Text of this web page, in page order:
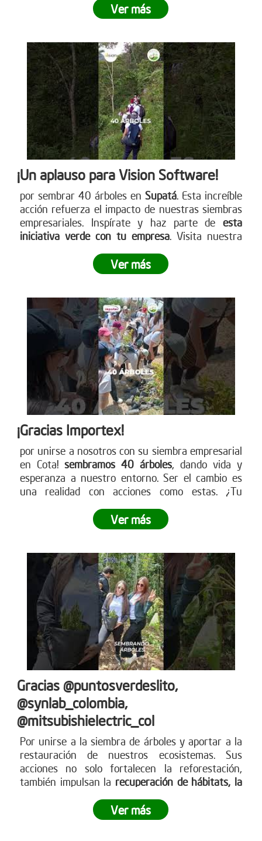
significativa en nuestro planeta.¿Listo para dejar
tu propia huella? Únete a este movimiento verde y
nuestra página web para más información sobre
cómo puedes participar. www.reddearboles.org
Ver más
¡Un aplauso para Vision Software!
por sembrar 40 árboles en Supatá. Esta increíble
acción refuerza el impacto de nuestras siembras
empresariales. Inspírate y haz parte deesta
iniciativa verde con tu empresa. Visita nuestra
www.reddearboles.orgVer más
¡Gracias Importex!
por unirse a nosotros con su siembra empresarial
en Cota! sembramos 40 árboles, dando vida y
esperanza a nuestro entorno. Ser el cambio es
una realidad con acciones como estas. ¿Tu
movimiento verde? Descubre cómo en nuestra
página web. ¡Conéctate ahora!
Ver más
Gracias @puntosverdeslito,
@synlab_colombia,
@mitsubishielectric_col
Por unirse a la siembra de árboles y aportar a la
restauración de nuestros ecosistemas. Sus
acciones no solo fortalecen la reforestación,
también impulsan la recuperación de hábitats, la
sostenible para todos. Empresas como ustedes
marcan la diferencia y nos inspiran a seguir
Ver más